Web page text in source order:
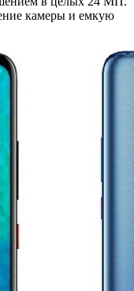
камеры и емкую